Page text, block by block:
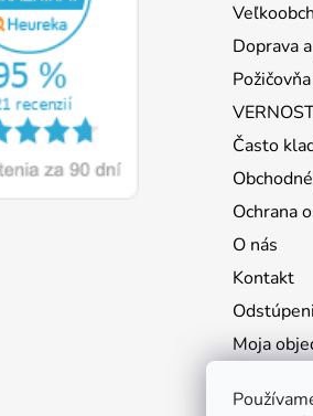
Doprava
Často
Ochrana
O nás
Kontakt
Moja